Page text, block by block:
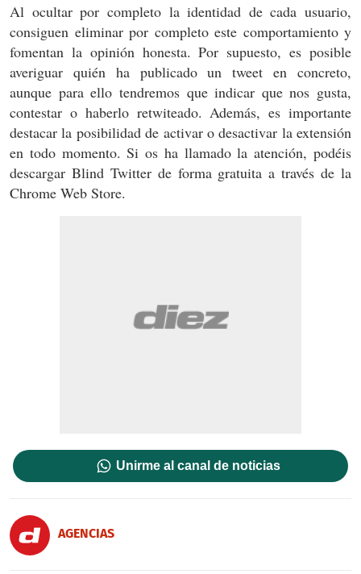
Al ocultar por completo la identidad de cada usuario,
consiguen eliminar por completo este comportamiento y
fomentan la opinión honesta. Por supuesto, es posible
averiguar quién ha publicado un tweet en concreto,
aunque para ello tendremos que indicar que nos gusta,
contestar o haberlo retwiteado. Además, es importante
destacar la posibilidad de activar o desactivar la extensión
en todo momento. Si os ha llamado la atención, podéis
descargar Blind Twitter de forma gratuita a través de la
Chrome Web Store.
Unirme al canal de noticias
AGENCIAS